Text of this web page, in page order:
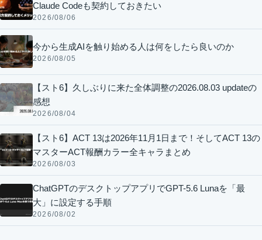
Claude Codeも契約しておきたい
2026/08/06
今から生成AIを触り始める人は何をしたら良いのか
2026/08/05
【スト6】久しぶりに来た全体調整の2026.08.03 updateの
感想
2026/08/04
【スト6】ACT 13は2026年11月1日まで！そしてACT 13の
マスターACT報酬カラー全キャラまとめ
2026/08/03
ChatGPTのデスクトップアプリでGPT-5.6 Lunaを「最
大」に設定する手順
2026/08/02